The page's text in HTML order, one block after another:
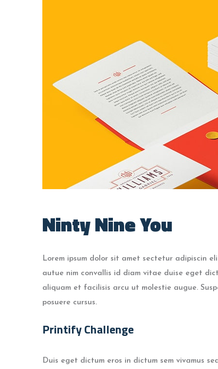
Ninty Nine You
Lorem ipsum dolor sit amet sectetur adipiscin
autue nim convallis id diam vitae duise eget
aliquam et facilisis arcu ut molestie augue.
posuere cursus.
Printify Challenge
Duis eget dictum eros in dictum sem vivamus